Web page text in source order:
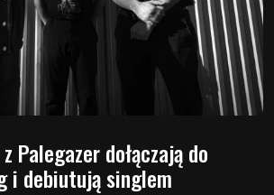
Palegazer dołączają do
i debiutują singlem